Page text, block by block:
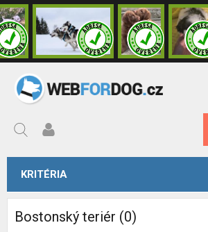
KRITÉRIA
Bostonský teriér (0)